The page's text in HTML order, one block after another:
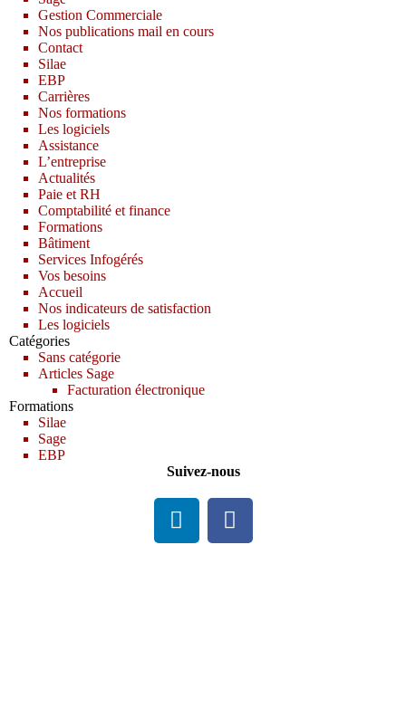
Gestion Commerciale
Nos publications mail en cours
Contact
Silae
EBP
Carrières
Nos formations
Les logiciels
Assistance
L’entreprise
Actualités
Paie et RH
Comptabilité et finance
Formations
Bâtiment
Services Infogérés
Vos besoins
Accueil
Nos indicateurs de satisfaction
Les logiciels
Catégories
Sans catégorie
Articles Sage
Facturation électronique
Formations
Silae
Sage
EBP
Suivez-nous